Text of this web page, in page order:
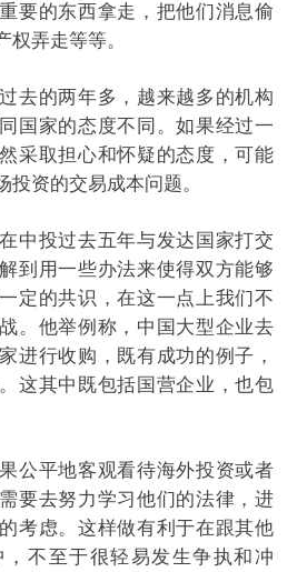
要的东西拿走，把他们消息偷
权弄走等等。
的两年多，越来越多的机构
国家的态度不同。如果经过一
采取担心和怀疑的态度，可能
资的交易成本问题。
投过去五年与发达国家打交
到用一些办法来使得双方能够
定的共识，在这一点上我们不
。他举例称，中国大型企业去
进行收购，既有成功的例子，
这其中既包括国营企业，也包
平地客观看待海外投资或者
要去努力学习他们的法律，进
考虑。这样做有利于在跟其他
，不至于很轻易发生争执和冲